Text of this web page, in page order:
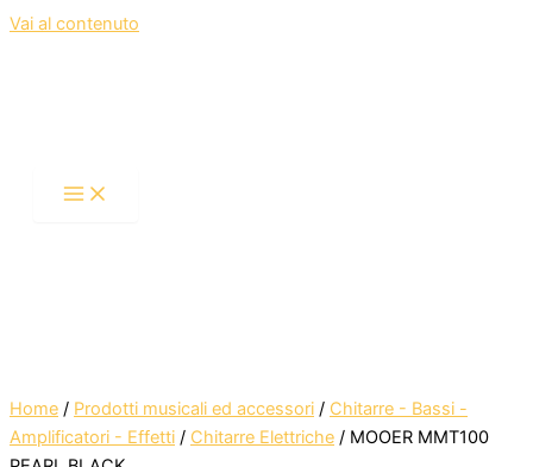
Vai al contenuto
Home / Prodotti musicali ed accessori / Chitarre - Bassi -
Amplificatori - Effetti / Chitarre Elettriche / MOOER MMT100